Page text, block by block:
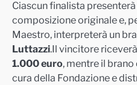
Ciascun finalista
composizione originale e,
Maestro, interpreterà un
Luttazzi.Il vincitore
1.000 euro, mentre il
cura della Fondazione e